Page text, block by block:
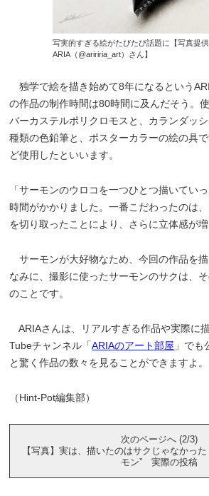
写実的すぎる絵がたびたび話題に【写真提供
ARIA（@aririria_art）さん】
独学で絵を描き始めて8年になるという
の作品の制作時間は80時間に及んだそう。
バーカステルポリクロモスと、カランダッ
種類の色鉛筆と、ポスターカラーの絵の具
ど使用したといいます。
「サーモンのウロコを一つひとつ描いてい
時間がかかりました。一番こだわったのは
を切り取ったことにより、さらに立体感が増
サーモンが大好物なため、今回の作品を
なみに、撮影に使ったサーモンのサクは、
のことです。
ARIAさんは、リアルすぎる作品や実際に
Tubeチャンネル「ARIAのアート部屋 」でも
と驚く作品の数々を見ることができますよ。
（Hint-Pot編集部）
次のページへ (2/3)
【写真】実は、描いたのはサクじゃなかっ
モン” 実際の投稿